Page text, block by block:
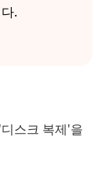
.
스크 복제'을